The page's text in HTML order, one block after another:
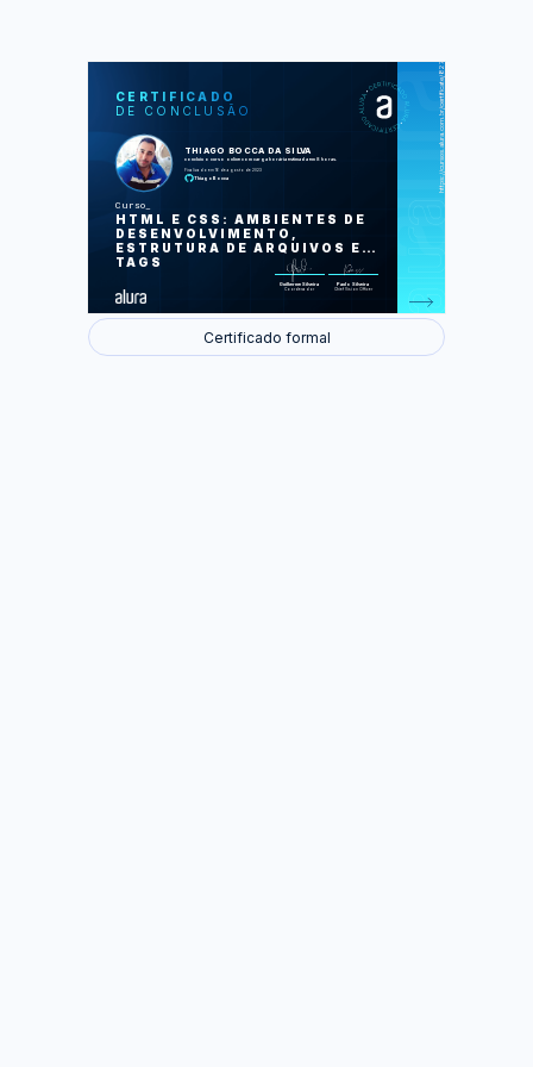
CERTIFICADO
DE CONCLUSÃO
THIAGO BOCCA DA SILVA
concluiu o curso online com carga horária estimada em 8 horas.
Finalizado em 16 de agosto de 2023
ThiagoBocca
Curso
HTML E CSS: AMBIENTES DE
DESENVOLVIMENTO,
ESTRUTURA DE ARQUIVOS E
TAGS
Guilherme Silveira
Coordenador
Paulo Silveira
Chief Vision Officer
https://cursos.alura.com.br/certificate/8275b187-fbf0-41a1-90cf-58de2aa6c8ac
LAS
O editor de código VSCode
Documentação e HTML
Estilizando o projeto com CSS
Certificado formal